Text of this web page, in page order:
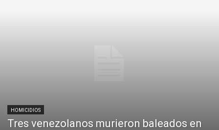
HOMICIDIOS
Tres venezolanos murieron baleados en